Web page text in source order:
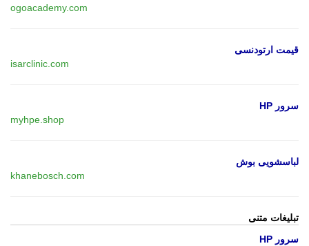
ogoacademy.com
قیمت ارتودنسی
isarclinic.com
سرور HP
myhpe.shop
لباسشویی بوش
khanebosch.com
تبلیغات متنی
سرور HP